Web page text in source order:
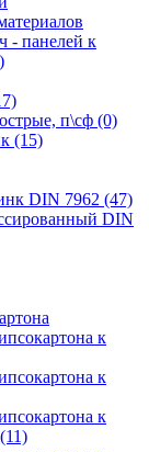
- панелей к
п\сф (0)
(15)
DIN 7962 (47)
DIN
к
к
к
(11)